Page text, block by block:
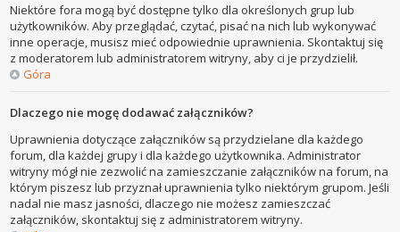
Niektóre fora mogą być dostępne tylko dla określonych grup lub
użytkowników. Aby przeglądać, czytać, pisać na nich lub wykonywać
inne operacje, musisz mieć odpowiednie uprawnienia. Skontaktuj się
z moderatorem lub administratorem witryny, aby ci je przydzielił.
Góra
Dlaczego nie mogę dodawać załączników?
Uprawnienia dotyczące załączników są przydzielane dla każdego
forum, dla każdej grupy i dla każdego użytkownika. Administrator
witryny mógł nie zezwolić na zamieszczanie załączników na forum, na
którym piszesz lub przyznał uprawnienia tylko niektórym grupom. Jeśli
nadal nie masz jasności, dlaczego nie możesz zamieszczać
załączników, skontaktuj się z administratorem witryny.